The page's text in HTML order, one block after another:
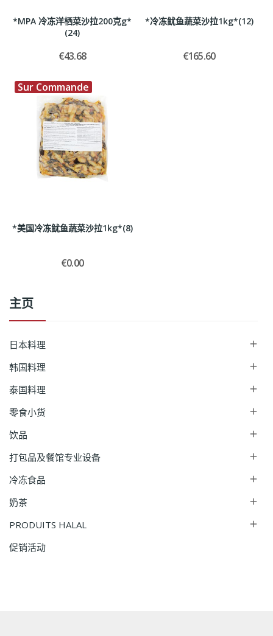
主页
日本料理 
韩国料理 
泰国料理 
零食小货 
饮品 
打包品及餐馆专业设备 
冷冻食品 
奶茶 
PRODUITS HALAL 
促销活动
*MPA 冷冻洋栖菜沙拉200克g*
(24)
€43.68
*冷冻鱿鱼蔬菜沙拉1kg*(12)
€165.60
Sur Commande
*美国冷冻鱿鱼蔬菜沙拉1kg*(8)
€0.00